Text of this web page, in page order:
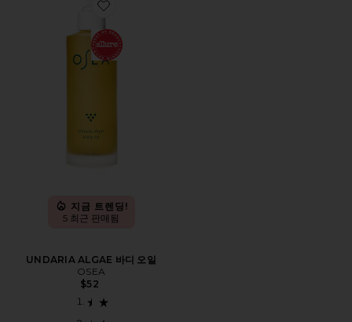
Favorite UNDARIA ALGAE 바디 오일
지금 트렌딩!
5 최근 판매됨
UNDARIA ALGAE 바디 오일
OSEA
$52